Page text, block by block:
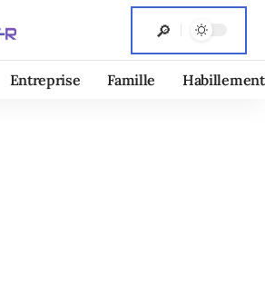
Entreprise Famille Habillement